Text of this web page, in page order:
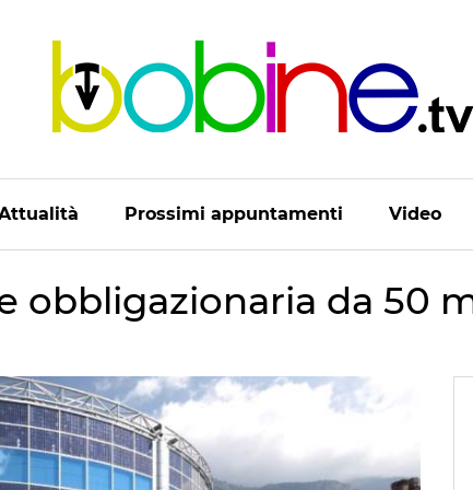
Prossimi appuntamenti Video
obbligazionaria da 50